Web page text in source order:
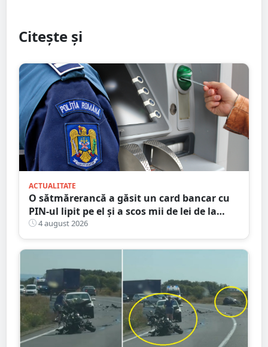
Citește și
ACTUALITATE
O sătmărerancă a găsit un card bancar cu
PIN-ul lipit pe el și a scos mii de lei de la
bancomat
4 august 2026